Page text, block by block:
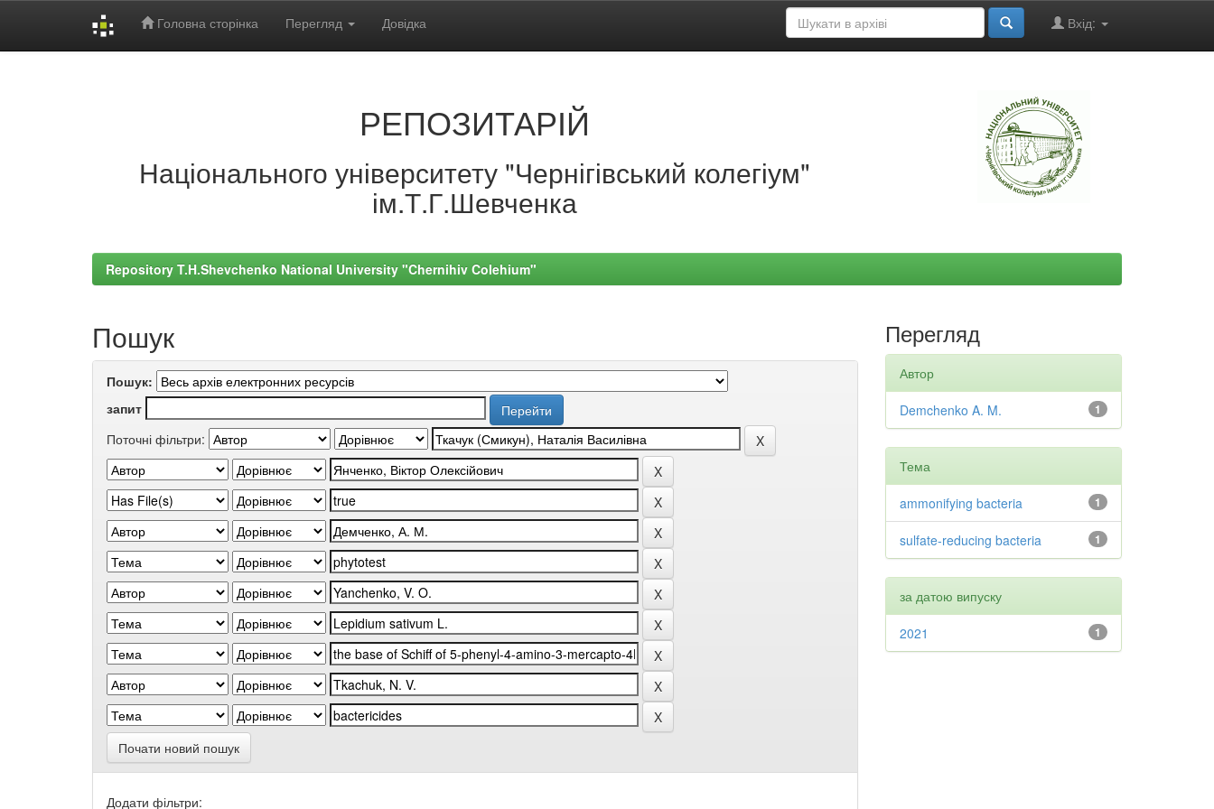
Головна сторінка Перегляд Довідка Вхід:
РЕПОЗИТАРІЙ
Національного університету "Чернігівський колегіум"
ім.Т.Г.Шевченка
Repository T.H.Shevchenko National University "Chernihiv Colehium"
Пошук
Пошук:
запит
Поточні фільтри:
Почати новий пошук
Додати фільтри:
Перегляд
Автор
1
Demchenko A. M.
Тема
1
ammonifying bacteria
1
sulfate-reducing bacteria
за датою випуску
1
2021